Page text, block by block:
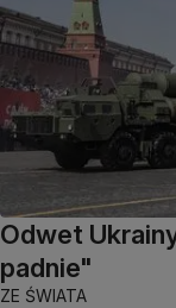
Odwet
padnie"
ZE ŚWIATA